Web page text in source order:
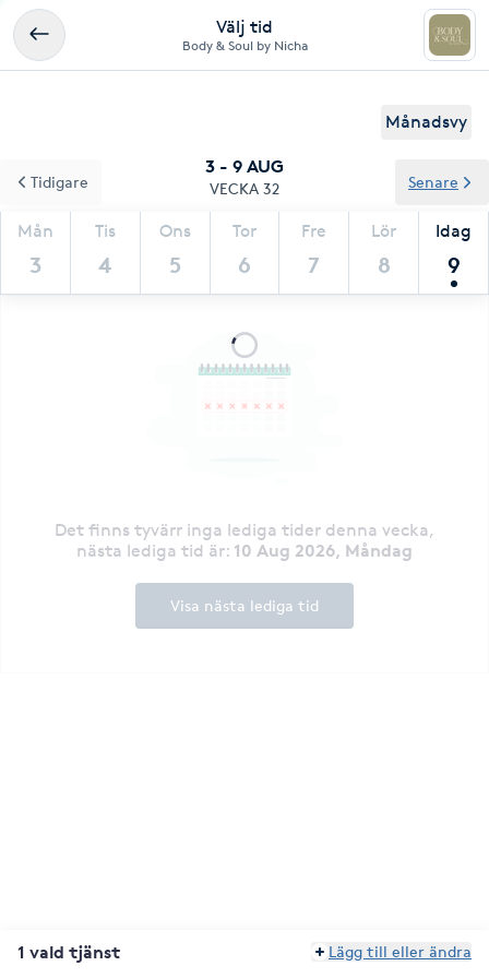
Välj tid
Body & Soul by Nicha
Månadsvy
3 - 9 AUG
VECKA 32
Mån
3
Tis
4
Ons
5
Tor
6
Fre
7
Lör
8
Idag
9
Tidigare Senare
Det finns tyvärr inga lediga tider denna vecka,
nästa lediga tid är: 10 Aug 2026, Måndag
Visa nästa lediga tid
1 vald tjänst Lägg till eller ändra